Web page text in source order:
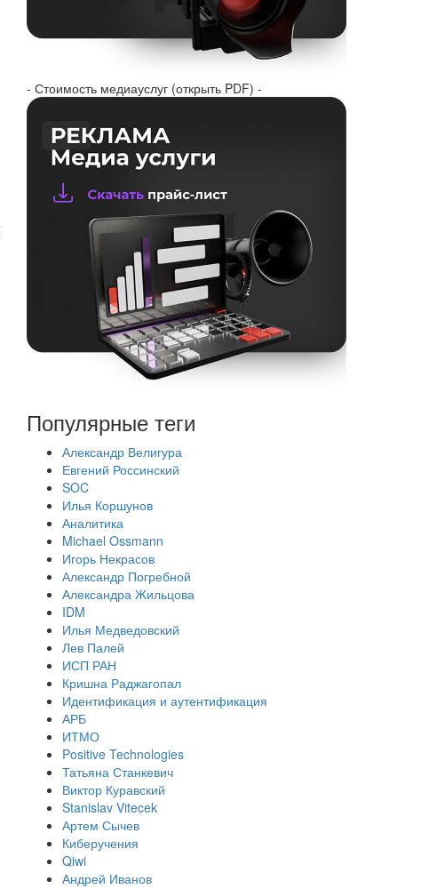
- Стоимость медиауслуг (открыть PDF) -
Популярные теги
Александр Велигура
Евгений Россинский
SOC
Илья Коршунов
Аналитика
Michael Ossmann
Игорь Некрасов
Александр Погребной
Александра Жильцова
IDM
Илья Медведовский
Лев Палей
ИСП РАН
Кришна Раджагопал
Идентификация и аутентификация
АРБ
ИТМО
Positive Technologies
Татьяна Станкевич
Виктор Куравский
Stanislav Vitecek
Артем Сычев
Киберучения
Qiwi
Андрей Иванов